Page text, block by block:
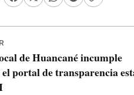
de Huancané incumple
portal de transparencia